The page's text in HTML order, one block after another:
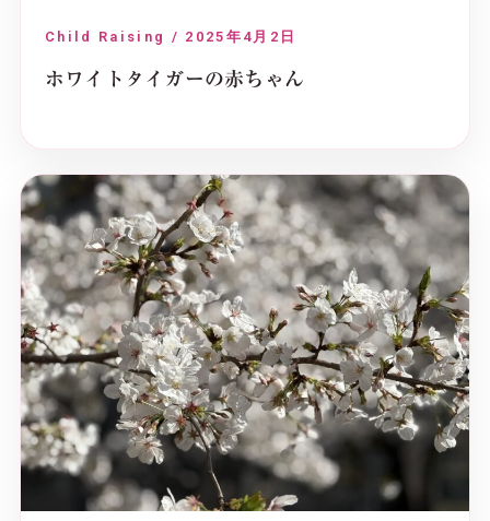
Child Raising / 2025年4月2日
ホワイトタイガーの赤ちゃん